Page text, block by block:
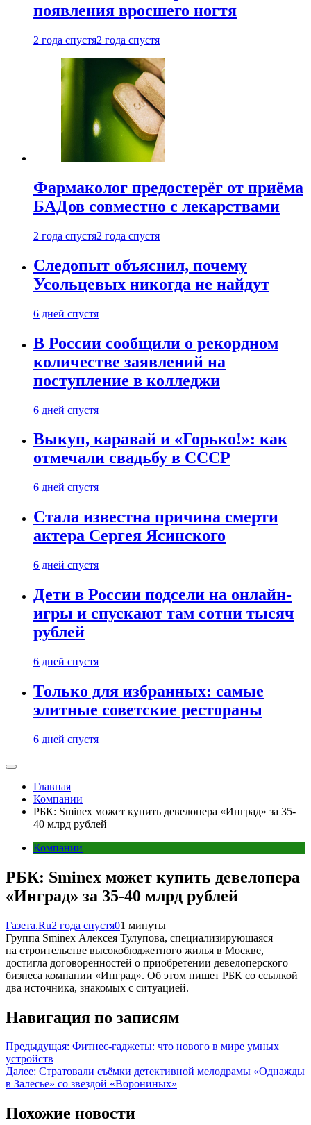
появления вросшего ногтя
2 года спустя2 года спустя
Фармаколог предостерёг от приёма
БАДов совместно с лекарствами
2 года спустя2 года спустя
Следопыт объяснил, почему
Усольцевых никогда не найдут
6 дней спустя
В России сообщили о рекордном
количестве заявлений на
поступление в колледжи
6 дней спустя
Выкуп, каравай и «Горько!»: как
отмечали свадьбу в СССР
6 дней спустя
Стала известна причина смерти
актера Сергея Ясинского
6 дней спустя
Дети в России подсели на онлайн-
игры и спускают там сотни тысяч
рублей
6 дней спустя
Только для избранных: самые
элитные советские рестораны
6 дней спустя
Главная
Компании
РБК: Sminex может купить девелопера «Инград» за 35-
40 млрд рублей
Компании
РБК: Sminex может купить девелопера
«Инград» за 35-40 млрд рублей
Газета.Ru2 года спустя01 минуты
Группа Sminex Алексея Тулупова, специализирующаяся
на строительстве высокобюджетного жилья в Москве,
достигла договоренностей о приобретении девелоперского
бизнеса компании «Инград». Об этом пишет РБК со ссылкой
два источника, знакомых с ситуацией.
Навигация по записям
Предыдущая: Фитнес-гаджеты: что нового в мире умных
устройств
Далее: Стратовали съёмки детективной мелодрамы «Однажды
в Залесье» со звездой «Ворониных»
Похожие новости